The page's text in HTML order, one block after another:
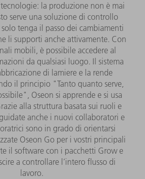
la produzione non è mai
serve una soluzione di controllo
tenga il passo dei cambiamenti
li supporti anche attivamente. Con
mobili, è possibile accedere al
da qualsiasi luogo. Il sistema
di lamiere e la rende
il principio "Tanto quanto serve,
Oseon si apprende e si usa
alla struttura basata sui ruoli e
anche i nuovi collaboratori e
sono in grado di orientarsi
Oseon Go per i vostri principali
il software con i pacchetti Grow e
a controllare l’intero flusso di
lavoro.